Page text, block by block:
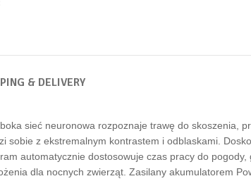
& DELIVERY
sieć neuronowa rozpoznaje trawę do skoszenia,
z ekstremalnym kontrastem i odblaskami.
automatycznie dostosowuje czas pracy do pogody,
dla nocnych zwierząt. Zasilany akumulatorem